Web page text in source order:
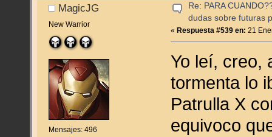
MagicJG
New Warrior
Mensajes: 496
Re: PARA
dudas sobre futuras
«Respuesta #539 en: 21
Yo leí, creo,
tormenta lo
Patrulla X
equivoco